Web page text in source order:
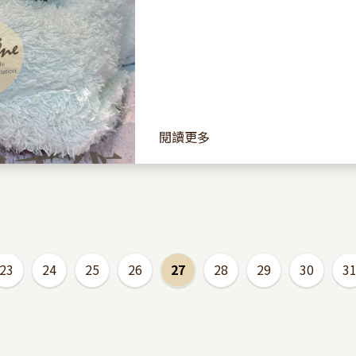
閱讀更多
23 24 25 26 27 28 29 30 31